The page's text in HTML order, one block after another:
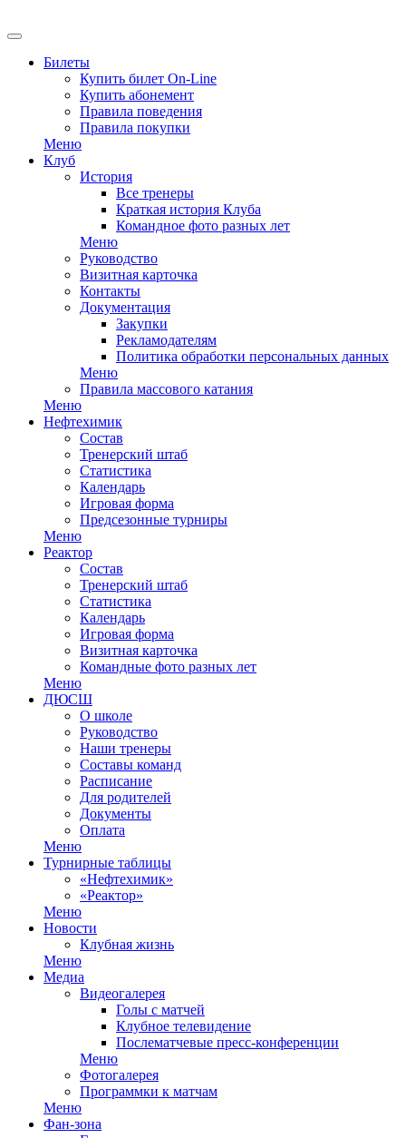
Билеты
Купить билет On-Line
Купить абонемент
Правила поведения
Правила покупки
Меню
Клуб
История
Все тренеры
Краткая история Клуба
Командное фото разных лет
Меню
Руководство
Визитная карточка
Контакты
Документация
Закупки
Рекламодателям
Политика обработки персональных данных
Меню
Правила массового катания
Меню
Нефтехимик
Состав
Тренерский штаб
Статистика
Календарь
Игровая форма
Предсезонные турниры
Меню
Реактор
Состав
Тренерский штаб
Статистика
Календарь
Игровая форма
Визитная карточка
Командные фото разных лет
Меню
ДЮСШ
О школе
Руководство
Наши тренеры
Составы команд
Расписание
Для родителей
Документы
Оплата
Меню
Турнирные таблицы
«Нефтехимик»
«Реактор»
Меню
Новости
Клубная жизнь
Меню
Медиа
Видеогалерея
Голы с матчей
Клубное телевидение
Послематчевые пресс-конференции
Меню
Фотогалерея
Программки к матчам
Меню
Фан-зона